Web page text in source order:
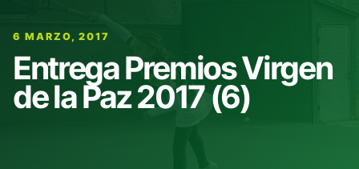
6 MARZO, 2017
Entrega Premios Virgen
de la Paz 2017 (6)